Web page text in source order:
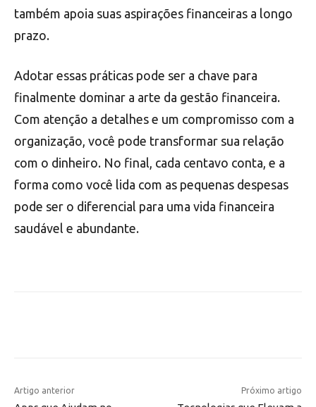
também apoia suas aspirações financeiras a longo
prazo.
Adotar essas práticas pode ser a chave para
finalmente dominar a arte da gestão financeira.
Com atenção a detalhes e um compromisso com a
organização, você pode transformar sua relação
com o dinheiro. No final, cada centavo conta, e a
forma como você lida com as pequenas despesas
pode ser o diferencial para uma vida financeira
saudável e abundante.
Artigo anterior Próximo artigo